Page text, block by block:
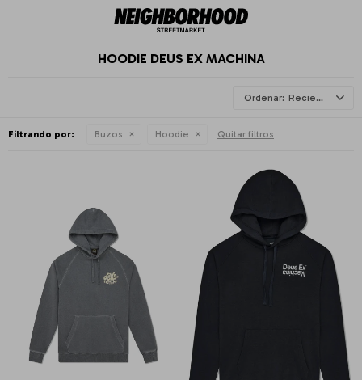
HOODIE DEUS EX MACHINA
Recientes
Filtrando por: Buzos Hoodie Quitar filtros